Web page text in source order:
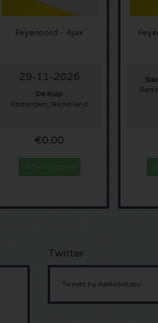
Feyenoord - Ajax
29-11-2026
De Kuip
Rotterdam, Nederland
€0,00
Informationen
Twitter
Tweets by 4allticketsbv